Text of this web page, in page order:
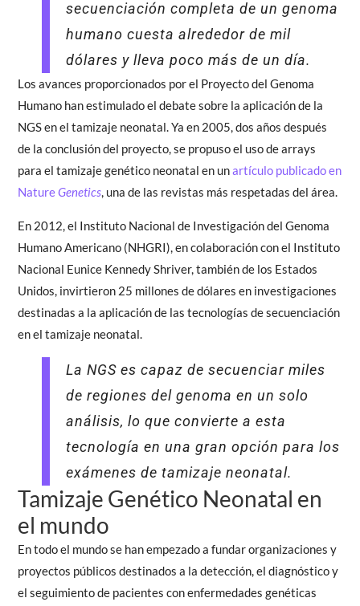
secuenciación completa de un genoma
humano cuesta alrededor de mil
dólares y lleva poco más de un día.
Los avances proporcionados por el Proyecto del Genoma
Humano han estimulado el debate sobre la aplicación de la
NGS en el tamizaje neonatal. Ya en 2005, dos años después
de la conclusión del proyecto, se propuso el uso de arrays
para el tamizaje genético neonatal en unartículo publicado en
NatureGenetics, una de las revistas más respetadas del área.
En 2012, el Instituto Nacional de Investigación del Genoma
Humano Americano (NHGRI), en colaboración con el Instituto
Nacional Eunice Kennedy Shriver, también de los Estados
Unidos, invirtieron 25 millones de dólares en investigaciones
destinadas a la aplicación de las tecnologías de secuenciación
en el tamizaje neonatal.
La NGS es capaz de secuenciar miles
de regiones del genoma en un solo
análisis, lo que convierte a esta
tecnología en una gran opción para los
exámenes de tamizaje neonatal.
Tamizaje Genético Neonatal en
el mundo
En todo el mundo se han empezado a fundar organizaciones y
proyectos públicos destinados a la detección, el diagnóstico y
el seguimiento de pacientes con enfermedades genéticas